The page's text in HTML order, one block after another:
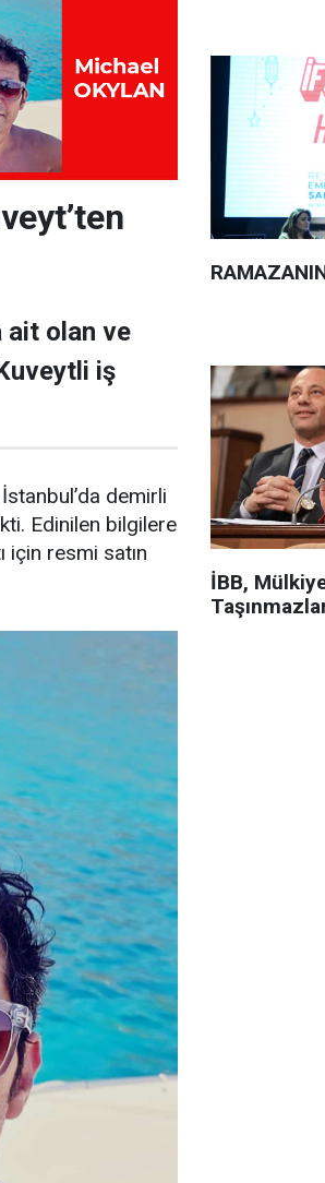
ait olan ve
iş
demirli
Edinilen bilgilere
için resmi satın
İBB,